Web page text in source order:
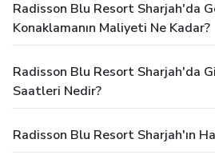
Radisson Blu Resort Sharjah'da
Konaklamanın Maliyeti Ne Kadar?
Radisson Blu Resort Sharjah'da
Saatleri Nedir?
Radisson Blu Resort Sharjah'ın